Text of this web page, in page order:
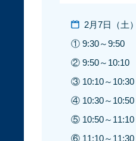
2月7日（土
① 9:30～9:50
② 9:50～10:10
③ 10:10～10:30
④ 10:30～10:50
⑤ 10:50～11:10
⑥ 11:10～11:30